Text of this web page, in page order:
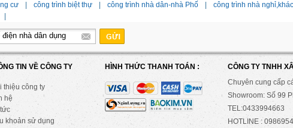
cư công trình biệt thự công trình nhà dân-nhà Phố
công trình nhà
TIN VỀ CÔNG TY
thiệu công ty
hệ
khoản sử dụng
HÌNH THỨC THANH TOÁN :
CÔNG TY TNHH
Chuyên cung cấp
Showroom: Số 99
TEL:0433994663
HOTLINE :